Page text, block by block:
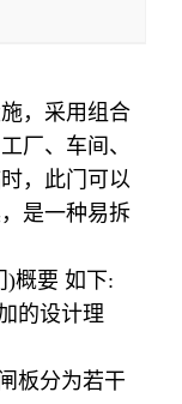
，采用组合
厂、车间、
，此门可以
是一种易拆
)概要 如下:
的设计理
板分为若干